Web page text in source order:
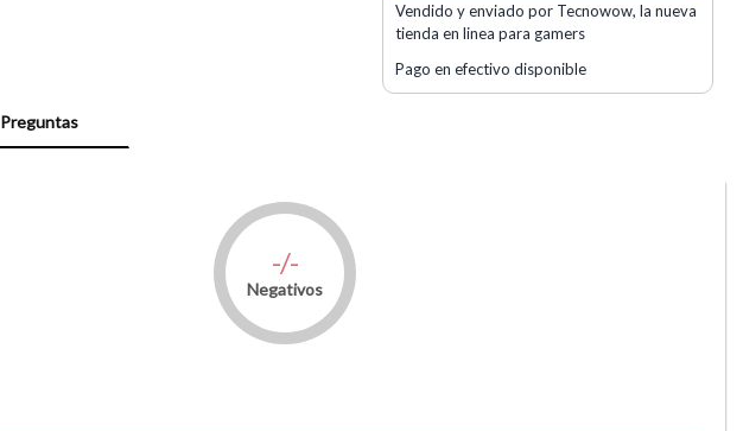
Vendido y enviado por Tecnowow, la nueva
tienda en linea para gamers
Pago en efectivo disponible
Preguntas
-/-
Negativos